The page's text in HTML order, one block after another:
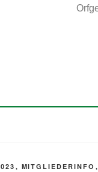
, MITGLIEDERINFO ,